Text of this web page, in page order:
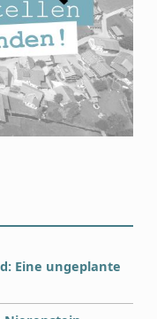
Eine ungeplante